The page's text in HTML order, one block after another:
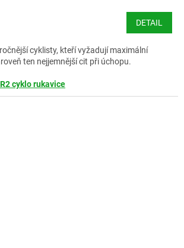
DETAIL
cyklisty, kteří vyžadují maximální
ten nejjemnější cit při úchopu.
cyklo rukavice